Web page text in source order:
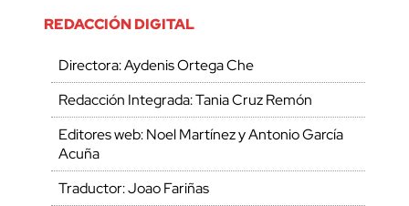
REDACCIÓN DIGITAL
Directora: Aydenis Ortega Che
Redacción Integrada: Tania Cruz Remón
Editores web: Noel Martínez y Antonio García
Acuña
Traductor: Joao Fariñas